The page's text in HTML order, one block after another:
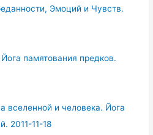
Эмоций и Чувств.
памятования предков.
вселенной и человека. Йога
2011-11-18